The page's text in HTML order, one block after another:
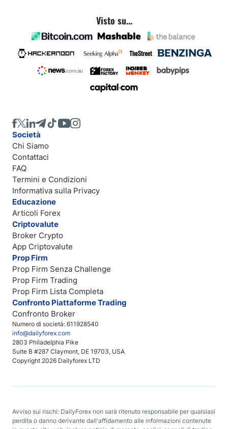
Visto su...
Numero di società: 611928540
info@dailyforex.com
2803 Philadelphia Pike
Suite B #287 Claymont, DE 19703, USA
Copyright 2026 Dailyforex LTD
Società
Chi Siamo
Contattaci
FAQ
Termini e Condizioni
Informativa sulla Privacy
Educazione
Articoli Forex
Criptovalute
Broker Crypto
App Criptovalute
Prop Firm
Prop Firm Senza Challenge
Prop Firm Trading
Prop Firm Lista Completa
Confronto Piattaforme Trading
Confronto Broker
Avviso sui rischi: DailyForex non sarà ritenuto responsabile per qualsiasi
perdita o danno derivante dall'affidamento alle informazioni contenute